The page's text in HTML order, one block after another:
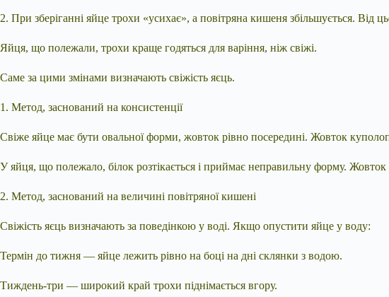
2. При зберіганні яйце трохи «усихає», а повітряна кишеня збільшується. Від
Яйця, що полежали, трохи краще годяться для варіння, ніж свіжі.
Саме за цими змінами визначають свіжість яєць.
1. Метод, заснований на консистенції
Свіже яйце має бути овальної форми, жовток рівно посередині. Жовток
У яйця, що полежало, білок розтікається і приймає неправильну форму.
2. Метод, заснований на величині повітряної кишені
Свіжість яєць визначають за поведінкою у воді. Якщо опустити яйце у воду:
Термін до тижня — яйце лежить рівно на боці на дні склянки з водою.
Тиждень-три — широкий край трохи піднімається вгору.